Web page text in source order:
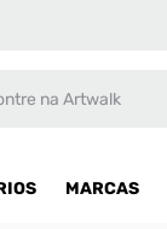
MARCAS